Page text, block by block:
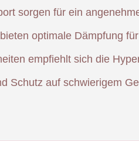
sorgen für ein
optimale Dämpfung
empfiehlt sich die
Schutz auf schwierigem